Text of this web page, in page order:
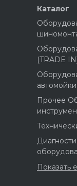
Каталог
(TRADE
автомойки
Прочее
Показать